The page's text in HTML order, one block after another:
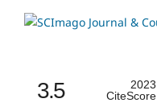
3.5
2023
CiteScore